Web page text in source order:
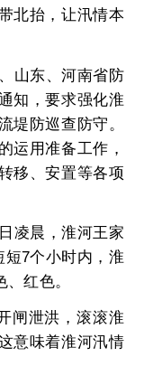
北抬，让汛情本
山东、河南省防
知，要求强化淮
堤防巡查防守。
运用准备工作，
移、安置等各项
凌晨，淮河王家
7个小时内，淮
红色。
泄洪，滚滚淮
意味着淮河汛情